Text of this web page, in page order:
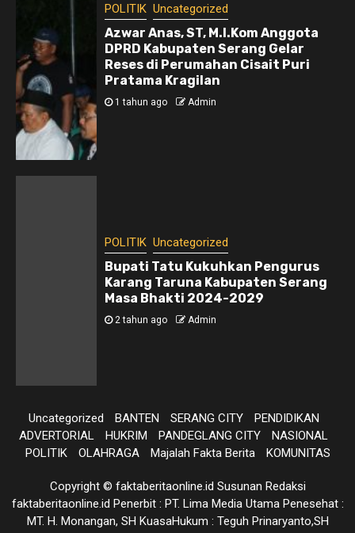
POLITIK Uncategorized
Azwar Anas, ST, M.I.Kom Anggota
DPRD Kabupaten Serang Gelar
Reses di Perumahan Cisait Puri
Pratama Kragilan
1 tahun ago Admin
POLITIK Uncategorized
Bupati Tatu Kukuhkan Pengurus
Karang Taruna Kabupaten Serang
Masa Bhakti 2024-2029
2 tahun ago Admin
Uncategorized BANTEN SERANG CITY
PENDIDIKAN
ADVERTORIAL
HUKRIM PANDEGLANG CITY
NASIONAL
POLITIK
OLAHRAGA Majalah Fakta Berita KOMUNITAS
Copyright © faktaberitaonline.id Susunan Redaksi
faktaberitaonline.id Penerbit : PT. Lima Media Utama Penesehat :
MT. H. Monangan, SH KuasaHukum : Teguh Prinaryanto,SH